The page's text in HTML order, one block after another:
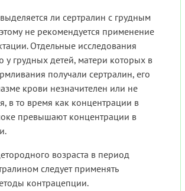
ли сертралин с грудным
не рекомендуется применение
Отдельные исследования
у грудных детей, матери которых в
получали сертралин, его
крови незначителен или не
в то время как концентрации в
превышают концентрации в
возраста в период
следует применять
контрацепции.